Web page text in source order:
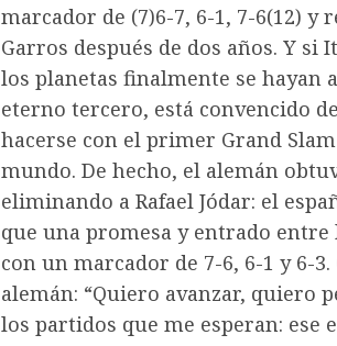
marcador de (7)6-7, 6-1, 7-6(12) y
Garros después de dos años. Y si
los planetas finalmente se hayan
eterno tercero, está convencido
hacerse con el primer Grand
mundo. De hecho, el alemán
eliminando a Rafael Jódar: el
que una promesa y entrado
con un marcador de 7-6, 6-1 y 6-
alemán: “Quiero avanzar, quiero
los partidos que me esperan: ese